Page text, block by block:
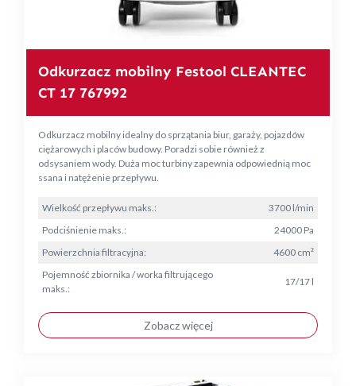
Odkurzacz mobilny Festool CLEANTEC
CT 17 767992
Odkurzacz mobilny idealny do sprzątania biur, garaży, pojazdów
ciężarowych i placów budowy. Poradzi sobie również z
odsysaniem wody. Duża moc turbiny zapewnia odpowiednią moc
ssana i natężenie przepływu.
Wielkość przepływu maks.:
3700 l/min
Podciśnienie maks.:
24000 Pa
Powierzchnia filtracyjna:
4600 cm²
Pojemność zbiornika / worka filtrującego
maks.:
17/17 l
Zobacz więcej